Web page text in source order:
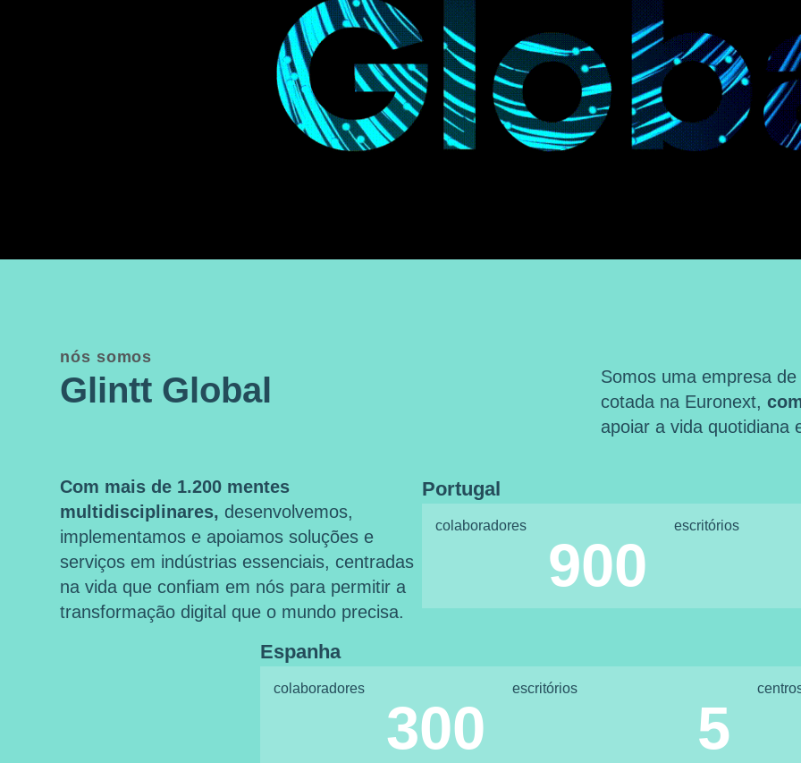
nós somos
Glintt Global
Somos uma empresa
cotada na Euronext,
apoiar a vida quotidiana
Com mais de 1.200 mentes
multidisciplinares, desenvolvemos,
implementamos e apoiamos soluções e
serviços em indústrias essenciais, centradas
na vida que confiam em nós para permitir a
transformação digital que o mundo precisa.
Portugal
colaboradores
900
escritórios
Espanha
colaboradores
300
escritórios
5